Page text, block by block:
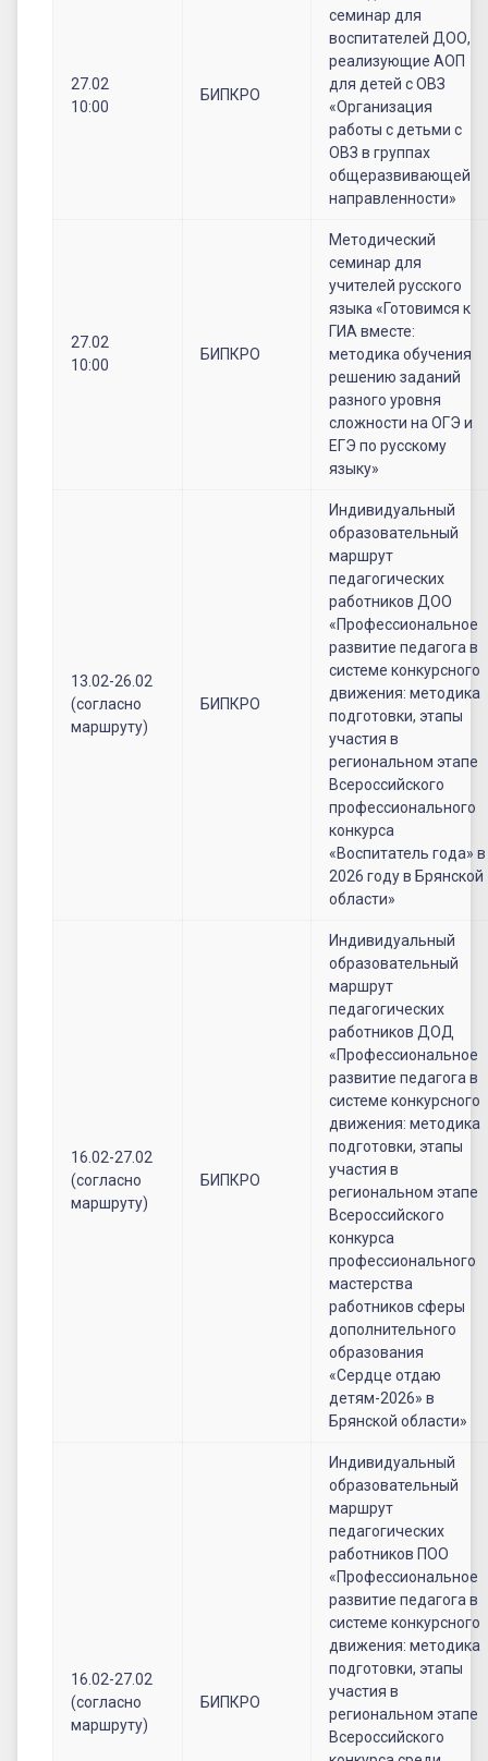
27.02
10:00
БИПКРО
семинар для
воспитателей ДОО,
реализующие АОП
для детей с ОВЗ
«Организация
работы с детьми с
ОВЗ в группах
общеразвивающей
направленности»
27.02
10:00
БИПКРО
Методический
семинар для
учителей русского
языка «Готовимся к
ГИА вместе:
методика обучения
решению заданий
разного уровня
сложности на ОГЭ и
ЕГЭ по русскому
языку»
13.02-26.02
(согласно
маршруту)
БИПКРО
Индивидуальный
образовательный
маршрут
педагогических
работников ДОО
«Профессиональное
развитие педагога в
системе конкурсного
движения: методика
подготовки, этапы
участия в
региональном этапе
Всероссийского
профессионального
конкурса
«Воспитатель года» в
2026 году в Брянской
области»
16.02-27.02
(согласно
маршруту)
БИПКРО
Индивидуальный
образовательный
маршрут
педагогических
работников ДОД
«Профессиональное
развитие педагога в
системе конкурсного
движения: методика
подготовки, этапы
участия в
региональном этапе
Всероссийского
конкурса
профессионального
мастерства
работников сферы
дополнительного
образования
«Сердце отдаю
детям-2026» в
Брянской области»
16.02-27.02
(согласно
маршруту)
БИПКРО
Индивидуальный
образовательный
маршрут
педагогических
работников ПОО
«Профессиональное
развитие педагога в
системе конкурсного
движения: методика
подготовки, этапы
участия в
региональном этапе
Всероссийского